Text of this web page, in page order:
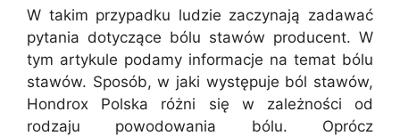
W takim przypadku ludzie zaczynają zadawać
pytania dotyczące bólu stawów producent. W
tym artykule podamy informacje na temat bólu
stawów. Sposób, w jaki występuje ból stawów,
Hondrox Polska różni się w zależności od
rodzaju powodowania bólu. Oprócz